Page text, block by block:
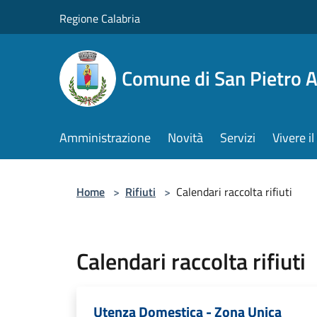
Regione Calabria
Comune di San Pietro
Amministrazione Novità Servizi Vivere
Home > Rifiuti > Calendari raccolta rifiuti
Calendari raccolta rifiuti
Utenza Domestica - Zona Unica